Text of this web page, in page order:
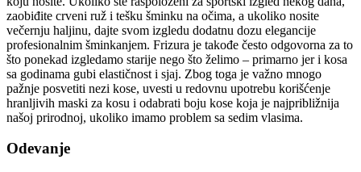
zaobiđite crveni ruž i tešku šminku na očima, a ukoliko nosite
večernju haljinu, dajte svom izgledu dodatnu dozu elegancije
profesionalnim šminkanjem. Frizura je takođe često odgovorna za to
što ponekad izgledamo starije nego što želimo – primarno jer i kosa
sa godinama gubi elastičnost i sjaj. Zbog toga je važno mnogo
pažnje posvetiti nezi kose, uvesti u redovnu upotrebu korišćenje
hranljivih maski za kosu i odabrati boju kose koja je najpribližnija
našoj prirodnoj, ukoliko imamo problem sa sedim vlasima.
Odevanje